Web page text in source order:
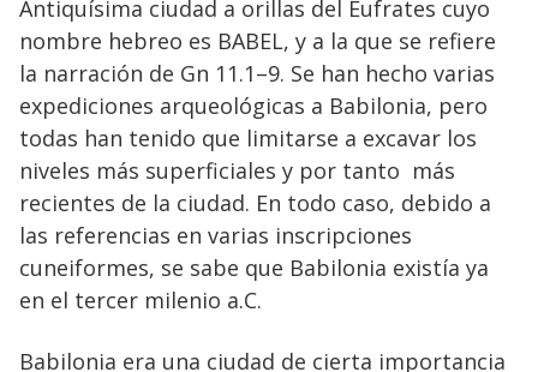
Antiquísima ciudad a orillas del Éufrates cuyo
nombre hebreo es BABEL, y a la que se refiere
la narración de Gn 11.1–9. Se han hecho varias
expediciones arqueológicas a Babilonia, pero
todas han tenido que limitarse a excavar los
niveles más superficiales y por tanto más
recientes de la ciudad. En todo caso, debido a
las referencias en varias inscripciones
cuneiformes, se sabe que Babilonia existía ya
en el tercer milenio a.C.
Babilonia era una ciudad de cierta importancia